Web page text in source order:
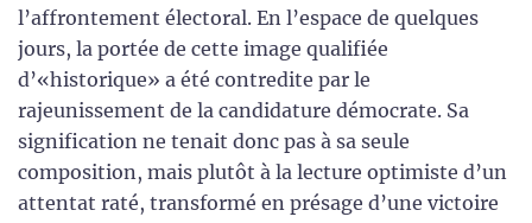
l’affrontement électoral. En l’espace de quelques
jours, la portée de cette image qualifiée
d’«historique» a été contredite par le
rajeunissement de la candidature démocrate. Sa
signification ne tenait donc pas à sa seule
composition, mais plutôt à la lecture optimiste d’un
attentat raté, transformé en présage d’une victoire